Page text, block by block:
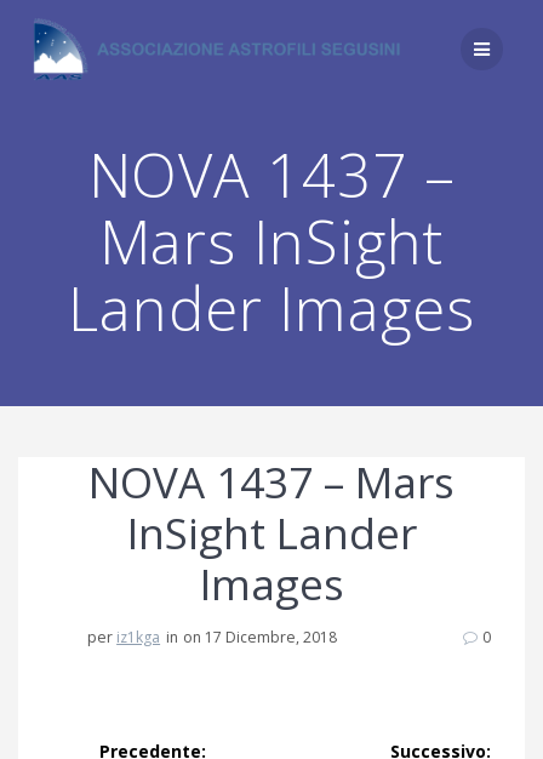
contenuto
NOVA 1437 –
Mars InSight
Lander Images
NOVA 1437 – Mars
InSight Lander
Images
per iz1kga in on 17 Dicembre, 2018 0
Navigazione
Precedente:
Successivo: